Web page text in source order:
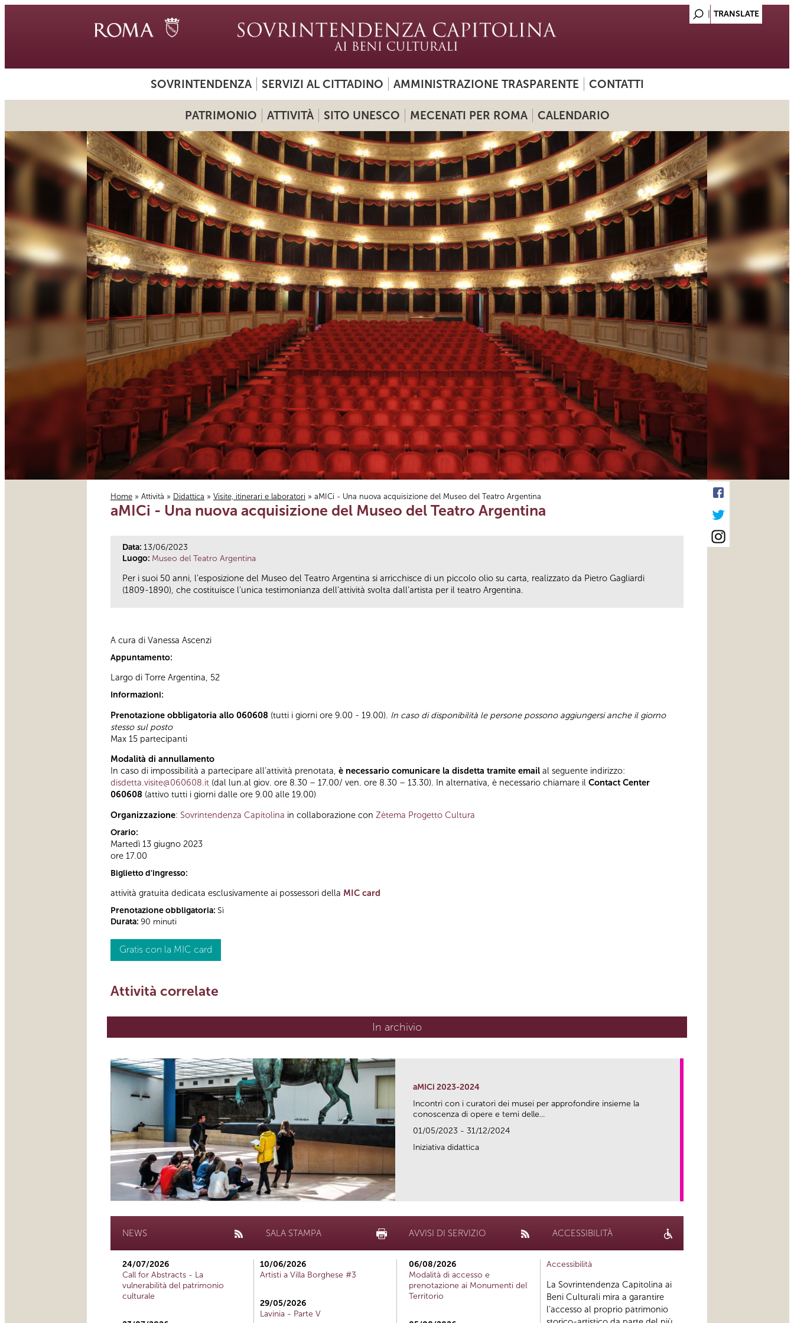
SOVRINTENDENZA SERVIZI AL CITTADINO AMMINISTRAZIONE TRASPARENTE CONTATTI
PATRIMONIO ATTIVITÀ SITO UNESCO MECENATI PER ROMA CALENDARIO
Tu sei qui
Home » Attività » Didattica » Visite, itinerari e laboratori » aMICi - Una nuova acquisizione del Museo del Teatro Argentina
aMICi - Una nuova acquisizione del Museo del Teatro Argentina
Data: 13/06/2023
Luogo: Museo del Teatro Argentina
Per i suoi 50 anni, l’esposizione del Museo del Teatro Argentina si arricchisce di un piccolo olio su carta, realizzato da Pietro Gagliardi
(1809-1890), che costituisce l’unica testimonianza dell’attività svolta dall’artista per il teatro Argentina.
A cura di Vanessa Ascenzi
Appuntamento:
Largo di Torre Argentina, 52
Informazioni:
Prenotazione obbligatoria allo 060608 (tutti i giorni ore 9.00 - 19.00). In caso di disponibilità le persone possono aggiungersi anche il giorno
stesso sul posto
Max 15 partecipanti
Modalità di annullamento
In caso di impossibilità a partecipare all’attività prenotata, è necessario comunicare la disdetta tramite email al seguente indirizzo:
disdetta.visite@060608.it (dal lun.al giov. ore 8.30 – 17.00/ ven. ore 8.30 – 13.30). In alternativa, è necessario chiamare il Contact Center
060608 (attivo tutti i giorni dalle ore 9.00 alle 19.00)
Organizzazione: Sovrintendenza Capitolina in collaborazione con Zètema Progetto Cultura
Orario:
Martedì 13 giugno 2023
ore 17.00
Biglietto d'ingresso:
attività gratuita dedicata esclusivamente ai possessori della MIC card
Prenotazione obbligatoria: Sì
Durata: 90 minuti
Gratis con la MIC card
Attività correlate
In archivio
aMICi 2023-2024
Incontri con i curatori dei musei per approfondire insieme la
conoscenza di opere e temi delle...
01/05/2023 - 31/12/2024
Iniziativa didattica
NEWS
24/07/2026
Call for Abstracts - La
vulnerabilità del patrimonio
culturale
SALA STAMPA
10/06/2026
Artisti a Villa Borghese #3
29/05/2026
Lavinia - Parte V
AVVISI DI SERVIZIO
06/08/2026
Modalità di accesso e
prenotazione ai Monumenti del
Territorio
ACCESSIBILITÀ
Accessibilità
La Sovrintendenza Capitolina ai
Beni Culturali mira a garantire
l’accesso al proprio patrimonio